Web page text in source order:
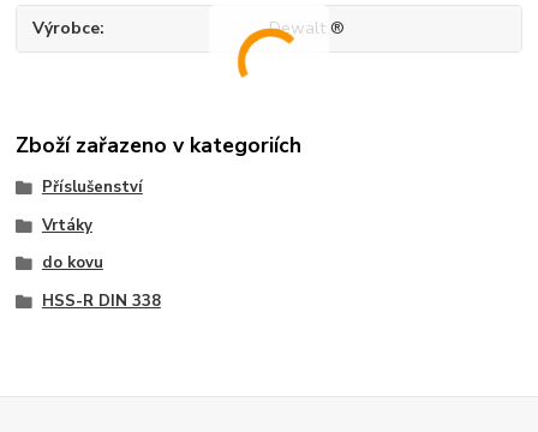
Výrobce Dewalt ®
Zboží zařazeno v kategoriích
Příslušenství
Vrtáky
do kovu
HSS-R DIN 338